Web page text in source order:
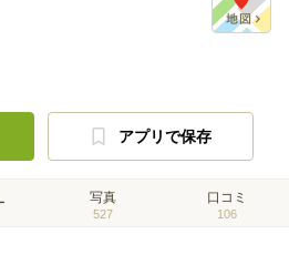
アプリで保存
写真
527
口コミ
106